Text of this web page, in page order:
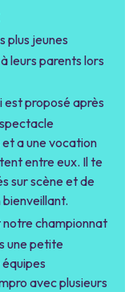
plus jeunes
leurs parents lors
est proposé après
spectacle
a une vocation
entre eux. Il te
sur scène et de
bienveillant.
notre championnat
une petite
avec plusieurs